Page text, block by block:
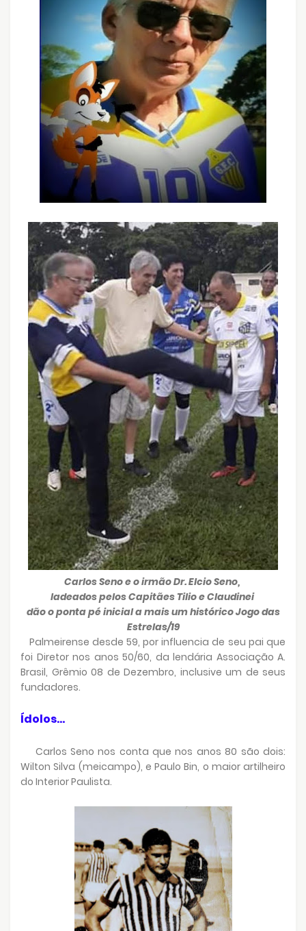
Carlos Seno e o irmão Dr. Elcio Seno,
ladeados pelos Capitães Tilio e Claudinei
dão o ponta pé inicial a mais um histórico Jogo das
Estrelas/19
Palmeirense desde 59, por influencia de seu pai que
foi Diretor nos anos 50/60, da lendária Associação A.
Brasil, Grêmio 08 de Dezembro, inclusive um de seus
fundadores.
Ídolos...
Carlos Seno nos conta que nos anos 80 são dois:
Wilton Silva (meicampo), e Paulo Bin, o maior artilheiro
do Interior Paulista.